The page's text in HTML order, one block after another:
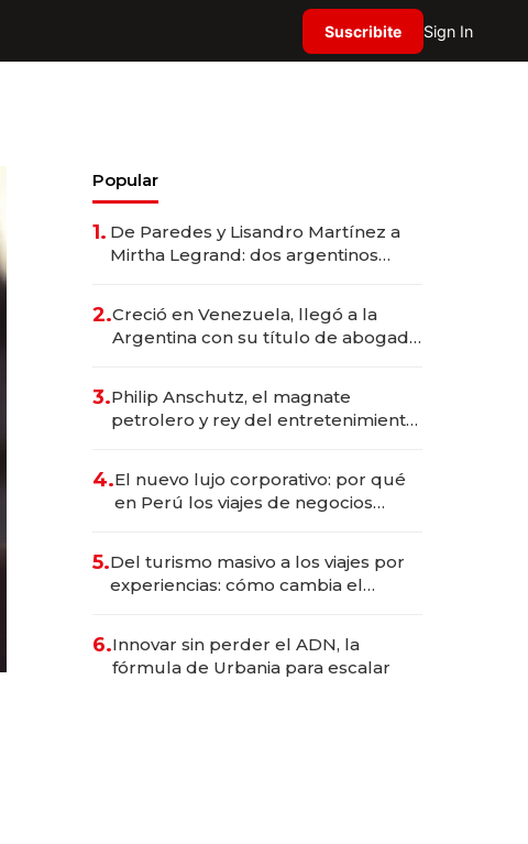
Suscribite Sign In
Popular
1. De Paredes y Lisandro Martínez a
Mirtha Legrand: dos argentinos
2.Creció en Venezuela, llegó a la
Argentina con su título de abogado
marcas "fast premium"
3.Philip Anschutz, el magnate
petrolero y rey del entretenimiento
4.El nuevo lujo corporativo: por qué
en Perú los viajes de negocios
transformadoras
5.Del turismo masivo a los viajes por
experiencias: cómo cambia el
6.Innovar sin perder el ADN, la
fórmula de Urbania para escalar